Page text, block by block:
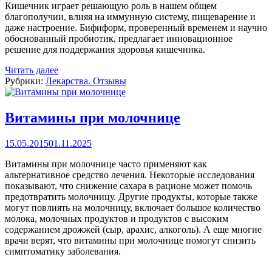
Кишечник играет решающую роль в нашем общем
благополучии, влияя на иммунную систему, пищеварение и
даже настроение. Бифиформ, проверенный временем и научно
обоснованный пробиотик, предлагает инновационное
решение для поддержания здоровья кишечника.
Читать далее
Рубрики: Лекарства. Отзывы
Витамины при молочнице
15.05.201501.11.2025
Витамины при молочнице часто применяют как
альтернативное средство лечения. Некоторые исследования
показывают, что снижение сахара в рационе может помочь
предотвратить молочницу. Другие продукты, которые также
могут повлиять на молочницу, включает большое количество
молока, молочных продуктов и продуктов с высоким
содержанием дрожжей (сыр, арахис, алкоголь). А еще многие
врачи верят, что витамины при молочнице помогут снизить
симптоматику заболевания.